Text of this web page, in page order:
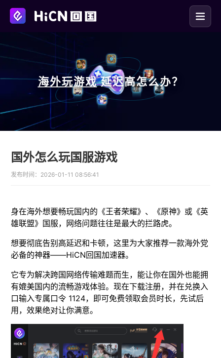
海外玩游戏 延迟高怎么办？
国外怎么玩国服游戏
发布时间： 2026-01-11 08:56:41
身在海外想要畅玩国内的《王者荣耀》、《原神》或《英
雄联盟》国服，网络问题往往是最大的拦路虎。
想要彻底告别高延迟和卡顿，这里为大家推荐一款海外党
必备的神器——HiCN回国加速器。
它专为解决跨国网络传输难题而生，能让你在国外也能拥
有媲美国内的流畅游戏体验。现在下载注册，并在兑换入
口输入专属口令 1124，即可免费领取会员时长，先试后
用，效果绝对让你满意。